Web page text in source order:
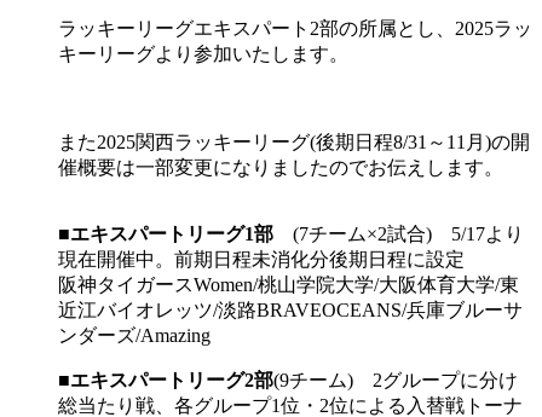
ラッキーリーグエキスパート2部の所属とし、2025ラッ
キーリーグより参加いたします。
また2025関西ラッキーリーグ(後期日程8/31～11月)の開
催概要は一部変更になりましたのでお伝えします。
■エキスパートリーグ1部 (7チーム×2試合) 5/17より
現在開催中。前期日程未消化分後期日程に設定
阪神タイガースWomen/桃山学院大学/大阪体育大学/東
近江バイオレッツ/淡路BRAVEOCEANS/兵庫ブルーサ
ンダーズ/Amazing
■エキスパートリーグ2部(9チーム) 2グループに分け
総当たり戦、各グループ1位・2位による入替戦トーナ